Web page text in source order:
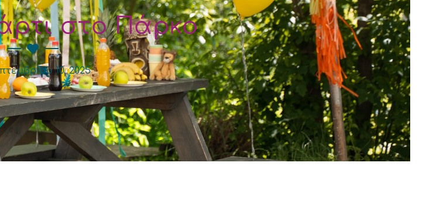
Αποφοίτησης
Χριστουγεννιάτικο / Πρωτοχρονιάτικο
Εταιρικό
Λαμπάδες
στο Πάρκο
10, 2025